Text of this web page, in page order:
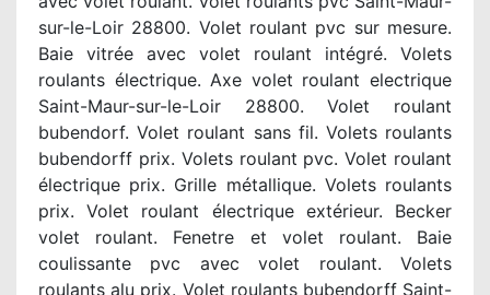
sur-le-Loir 28800. Volet roulant pvc sur mesure.
Baie vitrée avec volet roulant intégré. Volets
roulants électrique. Axe volet roulant electrique
Saint-Maur-sur-le-Loir 28800. Volet roulant
bubendorf. Volet roulant sans fil. Volets roulants
bubendorff prix. Volets roulant pvc. Volet roulant
électrique prix. Grille métallique. Volets roulants
prix. Volet roulant électrique extérieur. Becker
volet roulant. Fenetre et volet roulant. Baie
coulissante pvc avec volet roulant. Volets
roulants alu prix. Volet roulants bubendorff Saint-